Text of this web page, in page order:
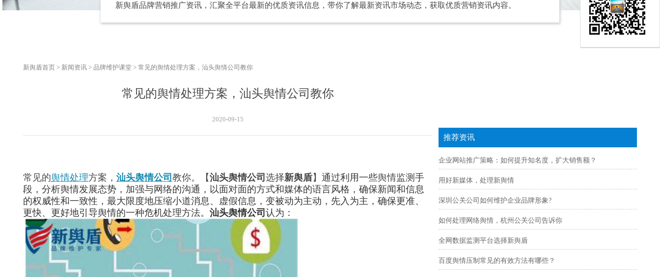
新舆盾品牌营销推广资讯，汇聚全平台最新的优质资讯信息，带你了解最新资讯市场动态，获取优质营销资讯内容。
新舆盾首页 > 新闻资讯 > 品牌维护课堂 > 常见的舆情处理方案，汕头舆情公司教你
常见的舆情处理方案，汕头舆情公司教你
2020-09-15
常见的舆情处理方案， 汕头舆情公司教你。【汕头舆情公司选择新舆盾】 通过利用一些舆情监测手
段，分析舆情发展态势，加强与网络的沟通，以面对面的方式和媒体的语言风格，确保新闻和信息
的权威性和一致性，最大限度地压缩小道消息、虚假信息，变被动为主动，先入为主，确保更准、
更快、更好地引导舆情的一种危机处理方法。 汕头舆情公司认为：
推荐资讯
企业网站推广策略：如何提升知名度，扩大销售额？
用好新媒体，处理新舆情
深圳公关公司如何维护企业品牌形象?
如何处理网络舆情，杭州公关公司告诉你
全网数据监测平台选择新舆盾
百度舆情压制常见的有效方法有哪些？